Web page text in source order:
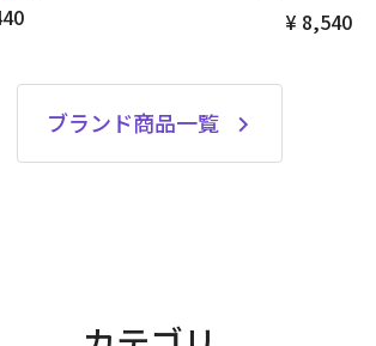
¥ 8,540
ブランド商品一覧